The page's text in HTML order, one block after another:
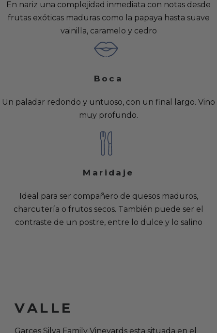
En nariz una complejidad inmediata con notas desde
frutas exóticas maduras como la papaya hasta suave
vainilla, caramelo y cedro
Boca
Un paladar redondo y untuoso, con un final largo. Vino
muy profundo.
Maridaje
Ideal para ser compañero de quesos maduros,
charcutería o frutos secos. También puede ser el
contraste de un postre, entre lo dulce y lo salino
VALLE
Garces Silva Family Vineyards esta situada en el